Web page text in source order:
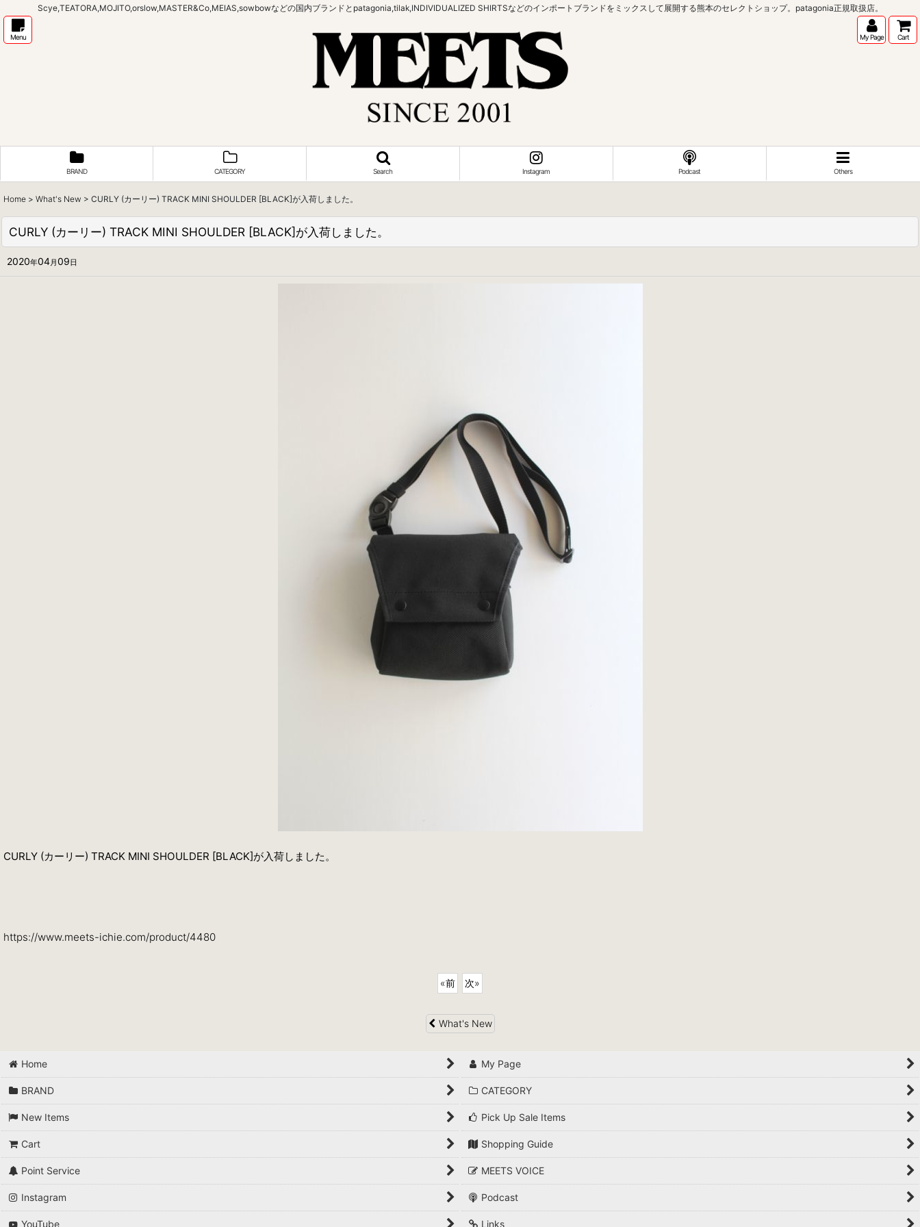
Scye,TEATORA,MOJITO,orslow,MASTER&Co,MEIAS,sowbowなどの国内ブランドとpatagonia,tilak,INDIVIDUALIZED SHIRTSなどのインポートブランドをミックスして展開する熊本のセレクトショップ。patagonia正規取扱店。
Menu My Page Cart
BRAND CATEGORY Search Instagram Podcast Others
Home > What's New > CURLY (カーリー) TRACK MINI SHOULDER [BLACK]が入荷しました。
CURLY (カーリー) TRACK MINI SHOULDER [BLACK]が入荷しました。
2020年04月 09 日
CURLY (カーリー) TRACK MINI SHOULDER [BLACK]が入荷しました。
https://www.meets-ichie.com/product/4480
«前 次»
What's New
Home My Page
BRAND CATEGORY
New Items Pick Up Sale Items
Cart Shopping Guide
Point Service MEETS VOICE
Instagram Podcast
YouTube Links